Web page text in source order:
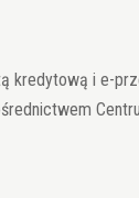
kredytową i e-